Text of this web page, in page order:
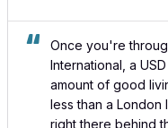
Once you're
International, a
amount of good
less than a London
right there behind